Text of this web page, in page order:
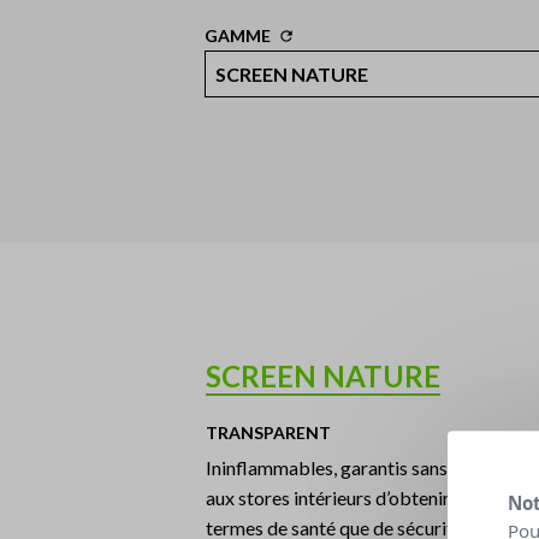
GAMME
SCREEN NATURE
TRANSPARENT
Ininflammables, garantis sans fumée,
aux stores intérieurs d’obtenir un niveau
termes de santé que de sécurité